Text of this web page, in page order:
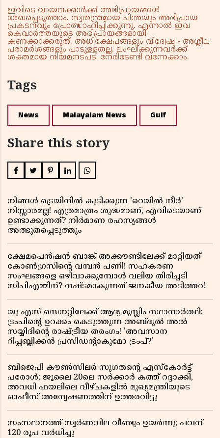
ഇവിടെ വായനക്കാർക്ക് അഭിപ്രായങ്ങൾ
രേഖപ്പെടുത്താം. സ്വതന്ത്രമായ ചിന്തയും അഭിപ്രായ
പ്രകടനവും പ്രോത്സാഹിപ്പിക്കുന്നു. എന്നാൽ ഇവ
കെവാർത്തയുടെ അഭിപ്രായങ്ങളായി
കണക്കാക്കരുത്. അധിക്ഷേപങ്ങളും വിദ്വേഷ - അശ്ലീല
പരാമർശങ്ങളും പാടുള്ളതല്ല. ലംഘിക്കുന്നവർക്ക്
ശക്തമായ നിയമനടപടി നേരിടേണ്ടി വന്നേക്കാം.
Tags
News Malayalam News Gulf
Share this story
നിങ്ങൾ ട്രെയിനിൽ കുടിക്കുന്ന 'റെയിൽ നീർ'
നിസ്സാരമല്ല! എത്രമാത്രം ശുദ്ധമാണ്, എവിടെയാണ്
ഉണ്ടാക്കുന്നത്? നിർമാണ രഹസ്യങ്ങൾ
അത്ഭുതപ്പെടുത്തും
ക്ഷേമപെൻഷൻ ബാങ്ക് അക്കൗണ്ടിലേക്ക് മാറ്റിയത്
കോൺഗ്രസിന്റെ വമ്പൻ പണി! സഹകരണ
സംഘങ്ങളെ ഒഴിവാക്കുമ്പോൾ വലിയ തിരിച്ചടി
സിപിഎമ്മിന്? നഷ്ടമാകുന്നത് ജനകീയ അടിത്തറ!
യു എസ് സെനറ്റിലേക്ക് ആദ്യ മുസ്ലിം സ്ഥാനാർത്ഥി;
ട്രംപിന്റെ ഉറക്കം കെടുത്തുന്ന അബ്ദുൽ അൽ
സയ്യിദിന്റെ രാഷ്ട്രീയ തരംഗം! 'അവസാന
റിപ്പബ്ലിക്കൻ പ്രസിഡന്റാകുമോ ട്രംപ്?'
ബിജെപി കൗൺസിലർ സുഗതന്റെ എസ്‌കോർട്ട്
പരോൾ; ജൂലൈ 20ലെ സർക്കാർ കത്ത് റദ്ദാക്കി,
അവധി ഫയലിലെ വീഴ്ചകളിൽ മുഖ്യമന്ത്രിയുടെ
ഓഫീസ് അന്വേഷണത്തിന് ഉത്തരവിട്ടു
സംസ്ഥാനത്ത് സ്വര്‍ണവില വീണ്ടും ഉയർന്നു; പവന്
120 രൂപ വര്‍ധിച്ചു